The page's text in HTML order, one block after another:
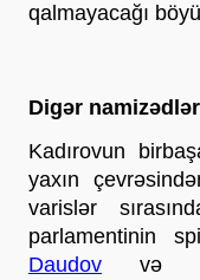
qalmayacağı
Digər
Kadırovun
yaxın
varislər
parlamentinin
Daudov və